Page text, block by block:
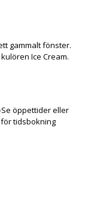
gammalt fönster.
Ice Cream.
öppettider eller
för tidsbokning